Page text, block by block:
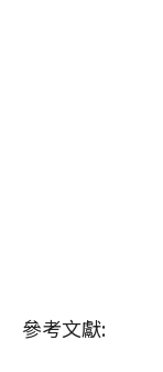
參考文獻: